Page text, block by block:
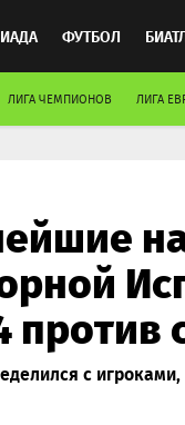
ФУТБОЛ
ММА АВТОСПОРТ
ЛИГА ЧЕМПИОНОВ ЛИГА
против
с